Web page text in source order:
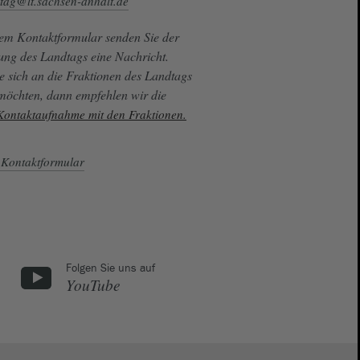
Kontaktformular senden Sie der
des Landtags eine Nachricht.
sich an die Fraktionen des Landtags
dann empfehlen wir die
mit den Fraktionen.
Folgen Sie uns auf
YouTube